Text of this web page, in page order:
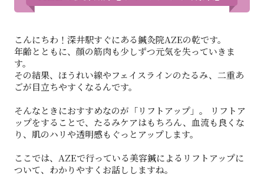
について
こんにちわ！深井駅すぐにある鍼灸院AZEの乾です。
年齢とともに、顔の筋肉も少しずつ元気を失っていきま
す。
その結果、ほうれい線やフェイスラインのたるみ、二重あ
ごが目立ちやすくなるんです。
そんなときにおすすめなのが「リフトアップ」。 リフトア
ップをすることで、たるみケアはもちろん、血流も良くな
り、肌のハリや透明感もぐっとアップします。
ここでは、AZEで行っている美容鍼によるリフトアップに
ついて、わかりやすくお話ししますね。